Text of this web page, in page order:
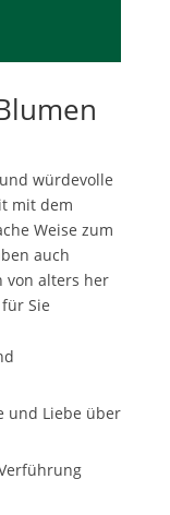
würdevolle
mit dem
Weise zum
auch
von alters her
Sie
und Liebe über